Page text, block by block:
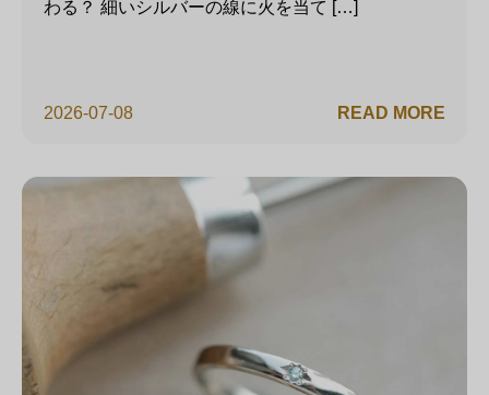
2026-07-08
わる？ 細いシルバーの線に火を当て […]
READ MORE